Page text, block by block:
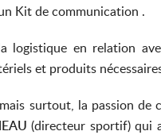
Kit de communication .
logistique en relation
et produits
surtout, la passion de
(directeur sportif) qui